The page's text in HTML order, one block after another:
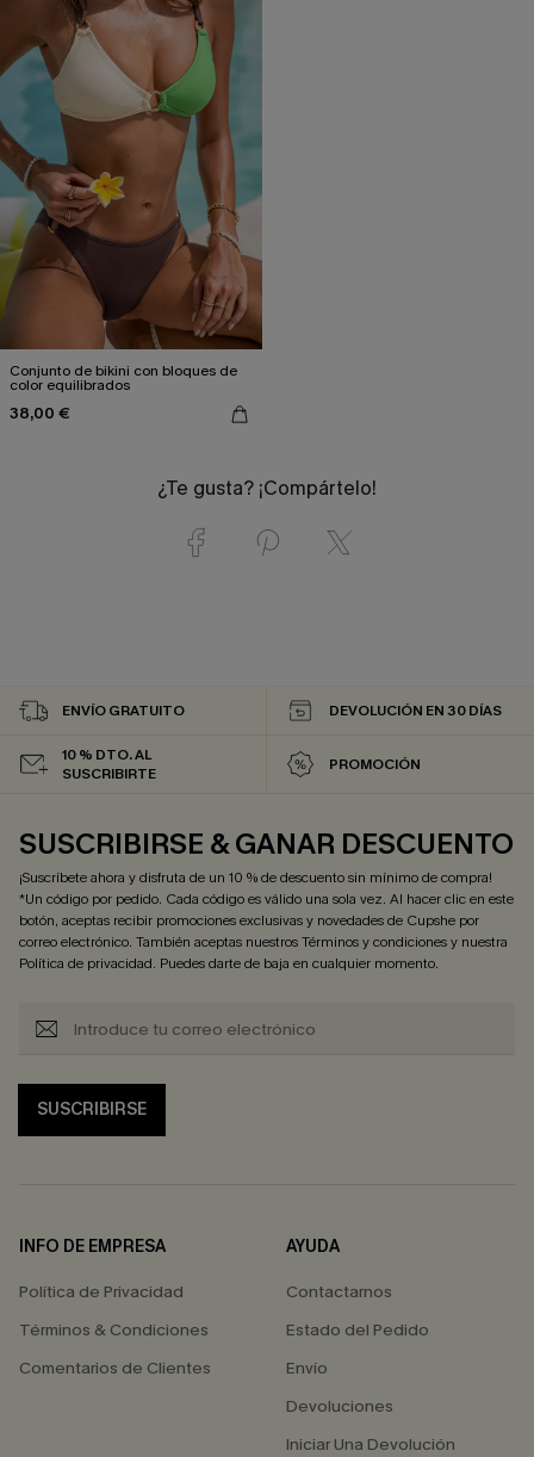
Conjunto de bikini con bloques de
color equilibrados
38,00 €
¿Te gusta? ¡Compártelo!
ENVÍO GRATUITO DEVOLUCIÓN EN 30 DÍAS
10 % DTO. AL
SUSCRIBIRTE
PROMOCIÓN
SUSCRIBIRSE & GANAR DESCUENTO
¡Suscríbete ahora y disfruta de un 10 % de descuento sin mínimo de compra!
*Un código por pedido. Cada código es válido una sola vez. Al hacer clic en este
botón, aceptas recibir promociones exclusivas y novedades de Cupshe por
correo electrónico. También aceptas nuestrosTérminos y condicionesy nuestra
Política de privacidad. Puedes darte de baja en cualquier momento.
SUSCRIBIRSE
INFO DE EMPRESA
Política de Privacidad
Términos & Condiciones
Comentarios de Clientes
AYUDA
Contactarnos
Estado del Pedido
Envío
Devoluciones
Iniciar Una Devolución